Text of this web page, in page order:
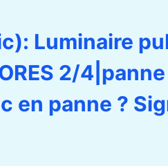
Luminaire
2/
en panne ?